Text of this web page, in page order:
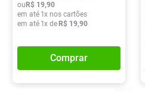
ou R$ 19,90
em até 1x nos cartões
em até 1x de R$ 19,90
Comprar